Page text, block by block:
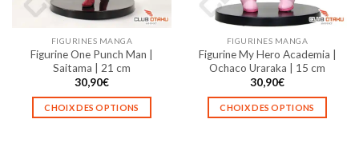
sur
page
du
produit
sur
la
page
du
produit
FIGURINES MANGA
Figurine One Punch Man |
Saitama | 21 cm
30,90€
CHOIX DES OPTIONS
FIGURINES MANGA
Figurine My Hero Academia |
Ochaco Uraraka | 15 cm
30,90€
CHOIX DES OPTIONS